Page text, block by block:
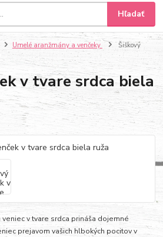
Hľadať
Umelé aranžmány a venčeky
Šiškový
v tvare srdca biela
v tvare srdca prináša dojemné
prejavom vašich hlbokých pocitov v